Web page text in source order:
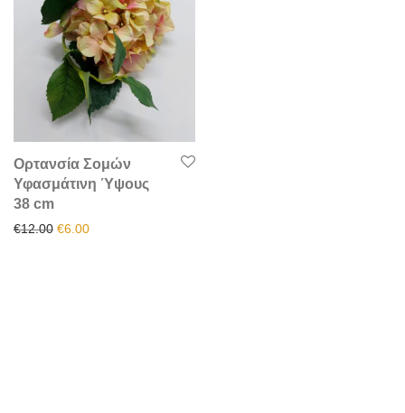
Ορτανσία Σομών
Υφασμάτινη Ύψους
38 cm
€12.00 Original price was: €12.00.
€6.00Η τρέχουσα τιμή είναι: €6.00.